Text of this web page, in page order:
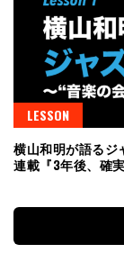
LESSON
横山和明が語るジ
連載『3年後、確